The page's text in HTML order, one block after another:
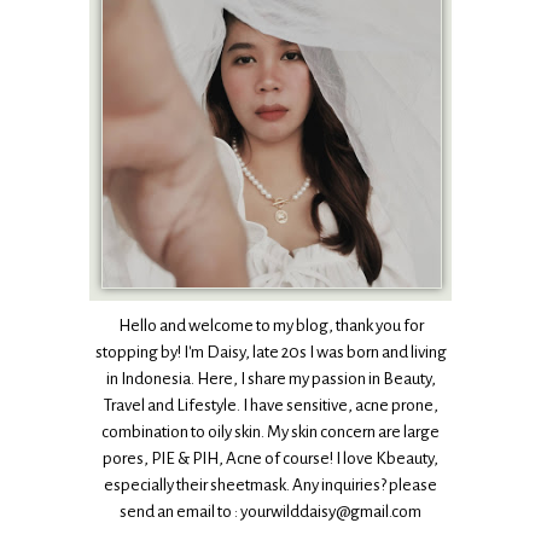
Hello and welcome to my blog, thank you for
stopping by! I'm Daisy, late 20s I was born and living
in Indonesia. Here, I share my passion in Beauty,
Travel and Lifestyle. I have sensitive, acne prone,
combination to oily skin. My skin concern are large
pores, PIE & PIH, Acne of course! I love Kbeauty,
especially their sheetmask. Any inquiries? please
send an email to : yourwilddaisy@gmail.com